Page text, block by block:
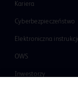
Kariera
Cyberbezpieczeństwo
Elektroniczna
OWS
Inwestorzy